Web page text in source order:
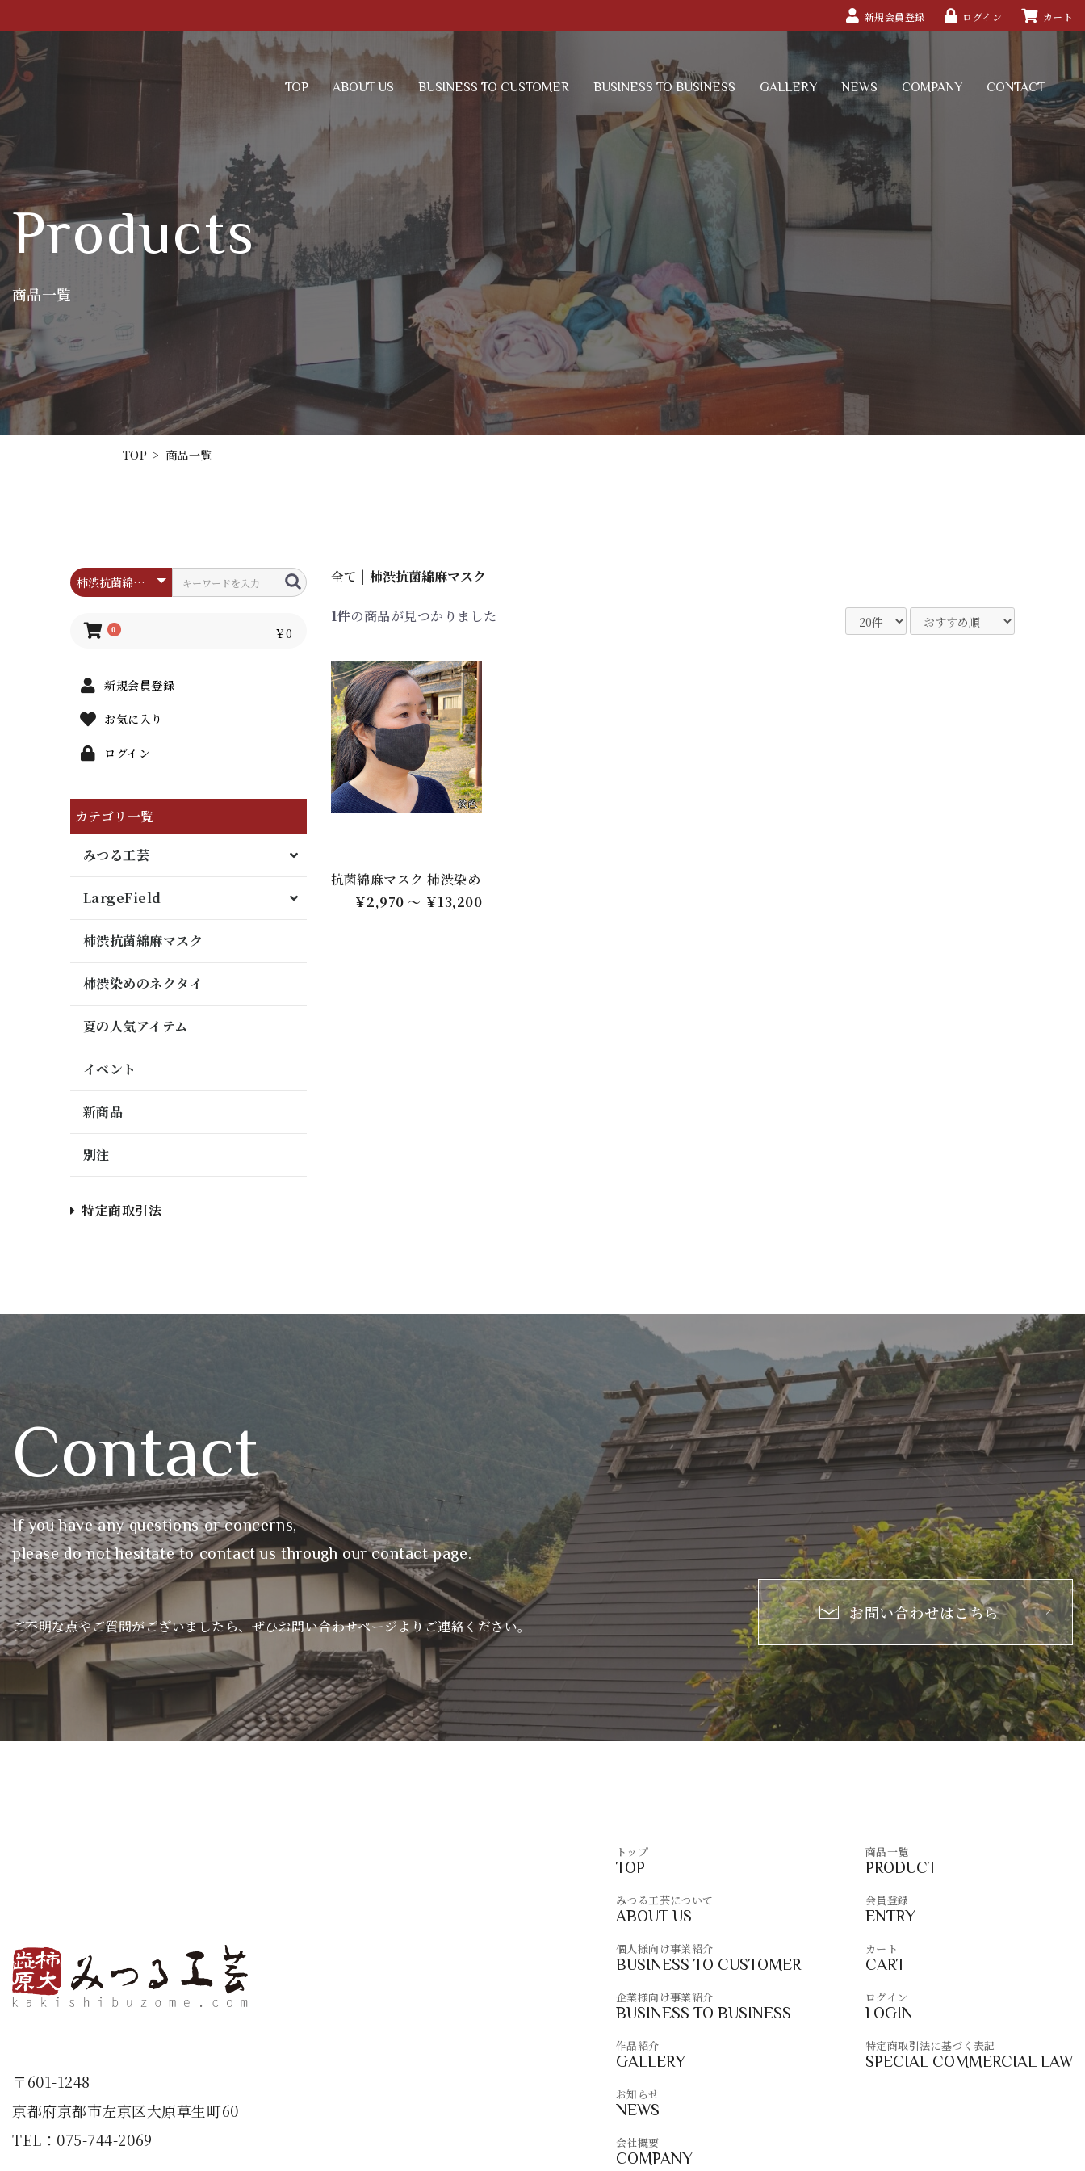
新規会員登録 ログイン カート
TOP ABOUT US BUSINESS TO CUSTOMER BUSINESS TO BUSINESS GALLERY NEWS COMPANY CONTACT
Products
商品一覧
TOP > 商品一覧
0 ￥0
新規会員登録
お気に入り
ログイン
カテゴリ一覧
みつる工芸
LargeField
柿渋抗菌綿麻マスク
柿渋染めのネクタイ
夏の人気アイテム
イベント
新商品
別注
特定商取引法
全て | 柿渋抗菌綿麻マスク
1件の商品が見つかりました
抗菌綿麻マスク 柿渋染め
￥2,970 ～ ￥13,200
Contact
If you have any questions or concerns,
please do not hesitate to contact us through our contact page.
ご不明な点やご質問がございましたら、ぜひお問い合わせページよりご連絡ください。
お問い合わせはこちら
〒601-1248
京都府京都市左京区大原草生町60
TEL： 075-744-2069
トップ
TOP
みつる工芸について
ABOUT US
個人様向け事業紹介
BUSINESS TO CUSTOMER
企業様向け事業紹介
BUSINESS TO BUSINESS
作品紹介
GALLERY
お知らせ
NEWS
会社概要
COMPANY
商品一覧
PRODUCT
会員登録
ENTRY
カート
CART
ログイン
LOGIN
特定商取引法に基づく表記
SPECIAL COMMERCIAL LAW